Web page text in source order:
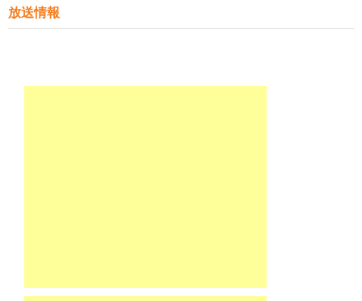
放送情報